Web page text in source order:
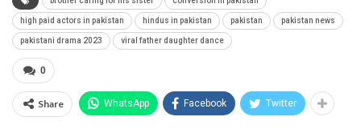
high paid actors in pakistan hindus in pakistan pakistan pakistan news
pakistani drama 2023 viral father daughter dance
0
Share WhatsApp Facebook Twitter